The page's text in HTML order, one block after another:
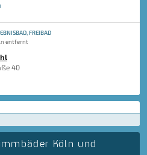
FREIBAD
entfernt
40
Köln und